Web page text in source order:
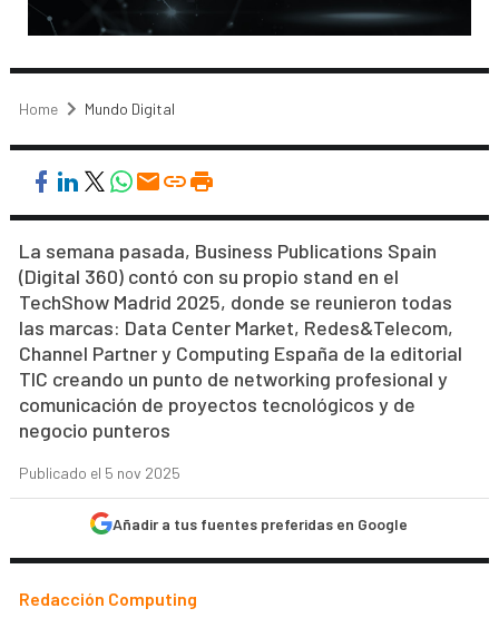
Home Mundo Digital
La semana pasada, Business Publications Spain
(Digital 360) contó con su propio stand en el
TechShow Madrid 2025, donde se reunieron todas
las marcas: Data Center Market, Redes&Telecom,
Channel Partner y Computing España de la editorial
TIC creando un punto de networking profesional y
comunicación de proyectos tecnológicos y de
negocio punteros
Publicado el 5 nov 2025
Añadir a tus fuentes preferidas en Google
Redacción Computing